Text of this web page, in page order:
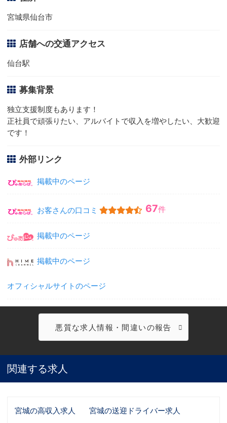
宮城県仙台市
店舗への交通アクセス
仙台駅
募集背景
独立支援制度もあります！
正社員で頑張りたい、アルバイトで収入を増やしたい、大歓迎
です！
外部リンク
掲載中のページ
お客さんの口コミ 67件
掲載中のページ
掲載中のページ
オフィシャルサイトのページ
悪質な求人情報・間違いの報告
関連する求人
宮城の高収入求人
宮城の送迎ドライバー求人